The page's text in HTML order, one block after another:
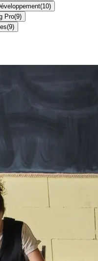
(10)
Pro(9)
(9)